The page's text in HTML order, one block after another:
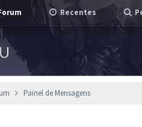
Recentes
Painel de Mensagens